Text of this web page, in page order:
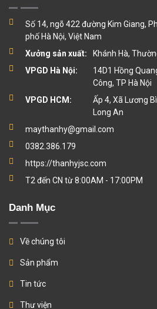
Số 14, ngõ 422 đường Kim Giang,
phố Hà Nội, Việt Nam
Xưởng sản xuất:
Khánh Hà,
VPGD Hà Nội:
14D1 Hồng
Công, TP Hà Nội
VPGD HCM:
Ấp 4, Xã Lương
Long An
maythanhy@gmail.com
0382.386.179
https://thanhyjsc.com
T2 đến CN từ 8:00AM - 17:00PM
Danh Mục
Về chúng tôi
Sản phẩm
Tin tức
Thư viện